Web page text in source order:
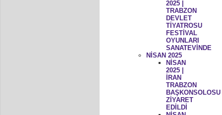
2025 |
TRABZON
DEVLET
TİYATROSU
FESTİVAL
OYUNLARI
SANATEVİNDE
NİSAN 2025
NİSAN
2025 |
İRAN
TRABZON
BAŞKONSOLOSU
ZİYARET
EDİLDİ